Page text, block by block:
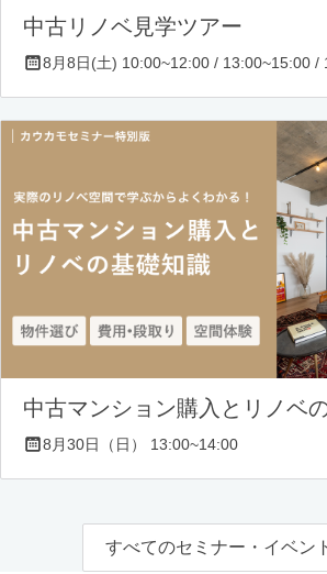
中古リノベ見学ツアー
8月8日(土) 10:00~12:00 / 13:00~15:00 /
中古マンション購入とリノベ
8月30日（日） 13:00~14:00
すべてのセミナー・イベン